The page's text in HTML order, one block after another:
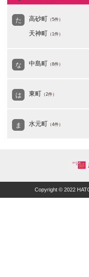
た 高砂町 （5件）
天神町 （1件）
な 中島町 （8件）
は 東町 （2件）
ま 水元町 （4件）
Copyright © 2022